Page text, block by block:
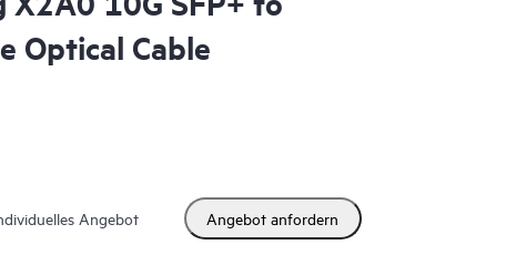
Optical Cable
Angebot Angebot anfordern